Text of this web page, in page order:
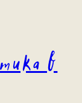
в